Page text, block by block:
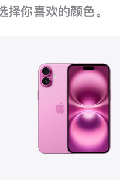
择你喜欢的颜色。